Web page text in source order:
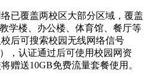
已覆盖两校区大部分区域，覆盖
学楼、办公楼、体育馆、餐厅等
后可搜索校园无线网络信号
），认证通过后可使用校园网资
赠送10GB免费流量套餐使用。